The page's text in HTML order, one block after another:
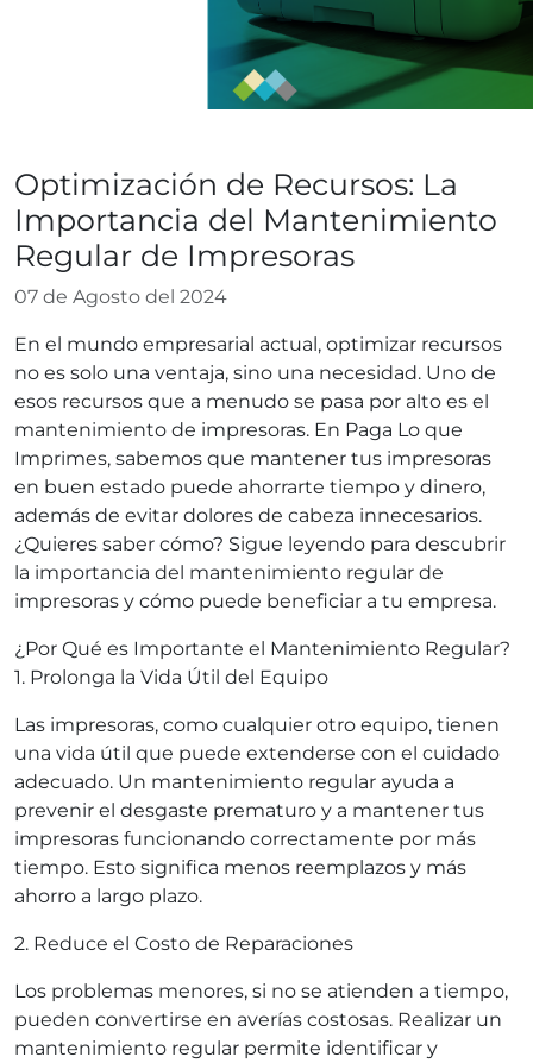
Optimización de Recursos: La
Importancia del Mantenimiento
Regular de Impresoras
07 de Agosto del 2024
En el mundo empresarial actual, optimizar recursos
no es solo una ventaja, sino una necesidad. Uno de
esos recursos que a menudo se pasa por alto es el
mantenimiento de impresoras. En Paga Lo que
Imprimes, sabemos que mantener tus impresoras
en buen estado puede ahorrarte tiempo y dinero,
además de evitar dolores de cabeza innecesarios.
¿Quieres saber cómo? Sigue leyendo para descubrir
la importancia del mantenimiento regular de
impresoras y cómo puede beneficiar a tu empresa.
¿Por Qué es Importante el Mantenimiento Regular?
1. Prolonga la Vida Útil del Equipo
Las impresoras, como cualquier otro equipo, tienen
una vida útil que puede extenderse con el cuidado
adecuado. Un mantenimiento regular ayuda a
prevenir el desgaste prematuro y a mantener tus
impresoras funcionando correctamente por más
tiempo. Esto significa menos reemplazos y más
ahorro a largo plazo.
2. Reduce el Costo de Reparaciones
Los problemas menores, si no se atienden a tiempo,
pueden convertirse en averías costosas. Realizar un
mantenimiento regular permite identificar y